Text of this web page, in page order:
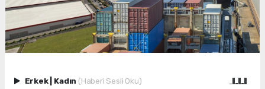
Erkek Kadın (Haberi Sesli Oku)